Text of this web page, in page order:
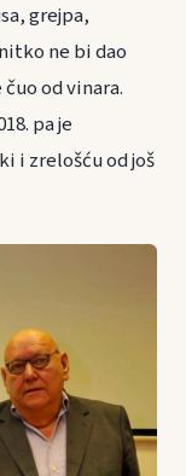
grejpa,
ne bi dao
od vinara.
pa je
i zrelošću od još